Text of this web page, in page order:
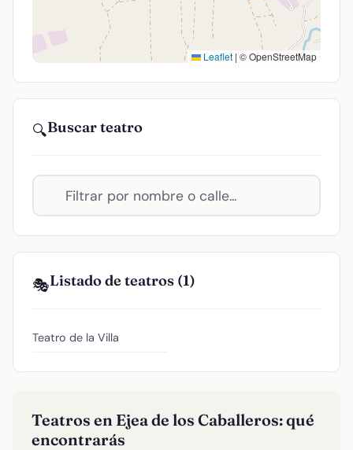
Leaflet | © OpenStreetMap
🔍Buscar teatro
🎭Listado de teatros (1)
Teatro de la Villa
Teatros en Ejea de los Caballeros: qué
encontrarás